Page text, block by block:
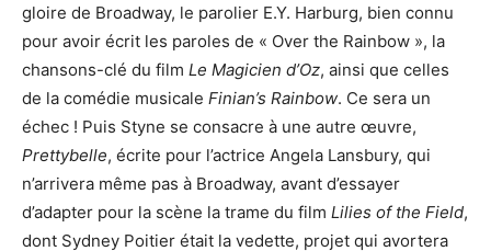
gloire de Broadway, le parolier E.Y. Harburg, bien connu
pour avoir écrit les paroles de « Over the Rainbow », la
chansons-clé du film Le Magicien d’Oz, ainsi que celles
de la comédie musicale Finian’s Rainbow. Ce sera un
échec ! Puis Styne se consacre à une autre œuvre,
Prettybelle, écrite pour l’actrice Angela Lansbury, qui
n’arrivera même pas à Broadway, avant d’essayer
d’adapter pour la scène la trame du film Lilies of the Field,
dont Sydney Poitier était la vedette, projet qui avortera